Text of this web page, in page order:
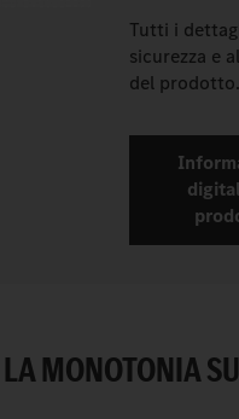
Tutti i
sicurezza e
del prodotto.
MONOTONIA